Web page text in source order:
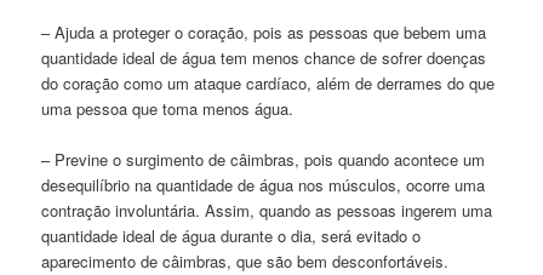
– Ajuda a proteger o coração, pois as pessoas que bebem uma
quantidade ideal de água tem menos chance de sofrer doenças
do coração como um ataque cardíaco, além de derrames do que
uma pessoa que toma menos água.
– Previne o surgimento de câimbras, pois quando acontece um
desequilíbrio na quantidade de água nos músculos, ocorre uma
contração involuntária. Assim, quando as pessoas ingerem uma
quantidade ideal de água durante o dia, será evitado o
aparecimento de câimbras, que são bem desconfortáveis.